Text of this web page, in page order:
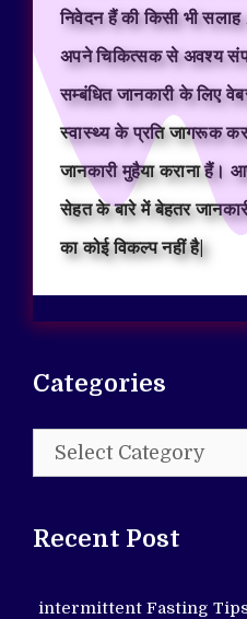
निवेदन हैं की किसी भी
अपने चिकित्सक से अवश्य
सम्बंधित जानकारी के लिए
स्वास्थ्य के प्रति जागरूक
जानकारी मुहैया कराना
सेहत के बारे में बेहतर
का कोई विकल्प नहीं है|
Categories
Categories
Recent Post
intermittent Fasting Tips: